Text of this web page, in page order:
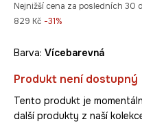
Nejnižší cena za posledních 30
829 Kč -31%
Barva: vícebarevná
Produkt není dostupný
Tento produkt je
další produkty z naší